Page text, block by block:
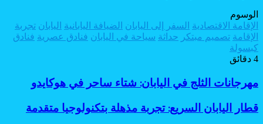
الوسوم
الإقامة الاقتصادية
السفر إلى اليابان الضيافة اليابانية اليابان تجربة
الإقامة تصميم مبتكر حداثة سياحة في اليابان فنادق عصرية فنادق
كبسولة
4 دقائق
مهرجانات
الثلج
في
اليابان:
مهرجانات الثلج في اليابان: شتاء ساحر في هوكايدو
قطار
اليابان
قطار اليابان السريع: تجربة مذهلة بتكنولوجيا متقدمة